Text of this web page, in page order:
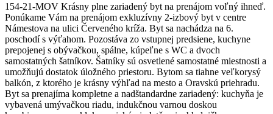
154-21-MOV Krásny plne zariadený byt na prenájom voľný ihneď.
Ponúkame Vám na prenájom exkluzívny 2-izbový byt v centre
Námestova na ulici Červeného kríža. Byt sa nachádza na 6.
poschodí s výťahom. Pozostáva zo vstupnej predsiene, kuchyne
prepojenej s obývačkou, spálne, kúpeľne s WC a dvoch
samostatných šatníkov. Šatníky sú osvetlené samostatné miestnosti a
umožňujú dostatok úložného priestoru. Bytom sa tiahne veľkorysý
balkón, z ktorého je krásny výhľad na mesto a Oravskú priehradu.
Byt sa prenajíma kompletne a nadštandardne zariadený: kuchyňa je
vybavená umývačkou riadu, indukčnou varnou doskou